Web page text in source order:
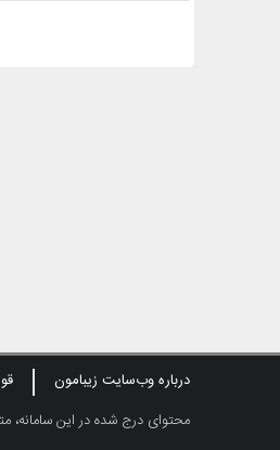
درباره وب‌سایت زیبامون
محتوای درج شده در این سامانه،